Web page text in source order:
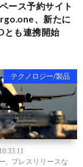
ース予約サイト
、新たに
とも連携開始
テクノロジー/製品
プレスリリースな